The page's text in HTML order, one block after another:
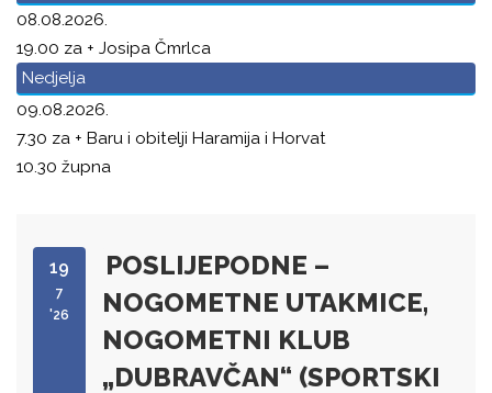
08.08.2026.
19.00 za + Josipa Čmrlca
Nedjelja
09.08.2026.
7.30 za + Baru i obitelji Haramija i Horvat
10.30 župna
19
7
'26
POSLIJEPODNE –
NOGOMETNE UTAKMICE,
NOGOMETNI KLUB
„DUBRAVČAN“ (SPORTSKI